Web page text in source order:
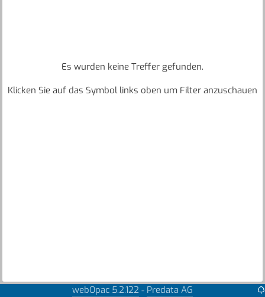
Es wurden keine Treffer gefunden.
Klicken Sie auf das Symbol links oben um Filter anzuschauen
webOpac 5.2.122 - Predata AG